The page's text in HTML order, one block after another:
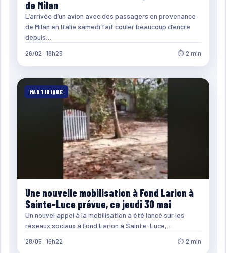
de Milan
L’arrivée d’un avion avec des passagers en provenance
de Milan en Italie samedi fait couler beaucoup d’encre
depuis…
26/02 · 18h25 ⏱ 2 min
MARTINIQUE
Une nouvelle mobilisation à Fond Larion à
Sainte-Luce prévue, ce jeudi 30 mai
Un nouvel appel à la mobilisation a été lancé sur les
réseaux sociaux à Fond Larion à Sainte-Luce,…
28/05 · 16h22 ⏱ 2 min